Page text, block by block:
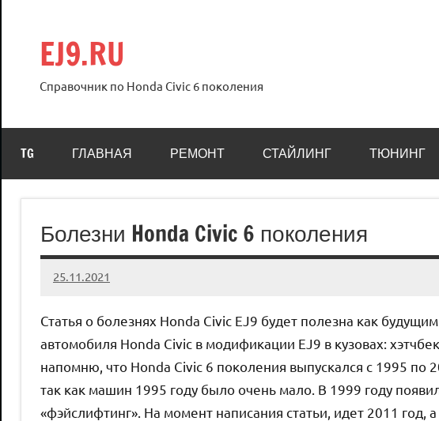
содержимому
EJ9.RU
Справочник по Honda Civic 6 поколения
TG ГЛАВНАЯ РЕМОНТ СТАЙЛИНГ ТЮНИНГ
Болезни Honda Civic 6 поколения
25.11.2021
Crew
2
Статья о болезнях Honda Civic EJ9 будет полезна как
автомобиля Honda Civic в модификации EJ9 в кузовах:
напомню, что Honda Civic 6 поколения выпускался с 1995 по
так как машин 1995 году было очень мало. В 1999 году
«фэйслифтинг». На момент написания статьи, идет 2011 год,